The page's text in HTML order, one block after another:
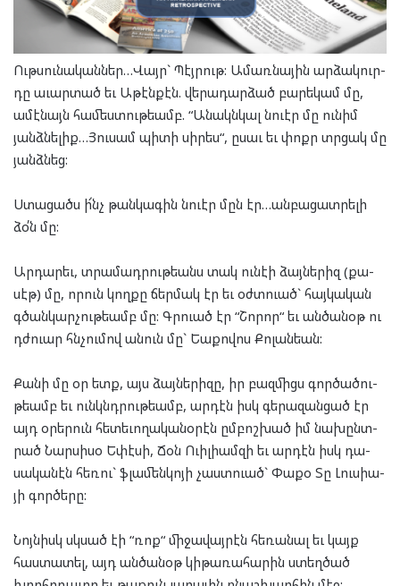
Ութ­սու­նա­կան­ներ…Վայր` Պէյ­րութ: Ամառ­նա­յին ար­ձա­կուր­
դը աւար­տած եւ Աթէն­քէն. վե­րա­դար­ձած բա­րե­կամ մը,
ամէ­նայն հա­մես­տու­թեամբ. “Անակն­կալ նուէր մը ու­նիմ
յանձ­նե­լիք…Յու­սամ պի­տի սի­րես“, ըսաւ եւ փոքր տրցակ մը
յանձ­նեց:
Ստա­ցածս ի՜նչ թան­կա­գին նուէր մըն էր…ան­բա­ցատ­րե­լի
ձօ՛ն մը:
Ար­դա­րեւ, տրա­մադ­րու­թեանս տակ ու­նէի ձայ­նե­րիզ (քա­
սէթ) մը, որուն կող­քը ճեր­մակ էր եւ օժտ­ուած` հայ­կա­կան
գծան­կար­չու­թեամբ մը: Գրուած էր “Շո­րոր“ եւ ան­ծա­նօթ ու
դժուար հնչու­մով անուն մը` Եա­քո­վոս Քո­լան­եան:
Քա­նի մը օր ետք, այս ձայ­նե­րի­զը, իր բազ­միցս գոր­ծա­ծու­
թեամբ եւ ունկնդ­րու­թեամբ, ար­դէն իսկ գե­րա­զան­ցած էր
այդ օրե­րուն հե­տե­ւո­ղա­կա­նօ­րէն ըմ­բոշ­խած իմ նա­խընտ­
րած Նար­սի­սօ Եփէ­սի, Ճօն Ուիլ­ի­ամ­զի եւ ար­դէն իսկ դա­
սա­կա­նէն հե­ռու` ֆլա­մեն­կո­յի չաստ­ուած` Փա­քօ Տը Լուս­իա­
յի գոր­ծե­րը:
Նոյ­նիսկ սկսած էի “ռոք“ մի­ջա­վայ­րէն հե­ռա­նալ եւ կայք
հաս­տա­տել, այդ ան­ծա­նօթ կի­թա­ռա­հա­րին ստեղ­ծած